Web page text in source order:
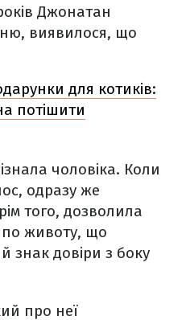
Джонатан
виявилося, що
для котиків:
потішити
чоловіка. Коли
одразу же
того, дозволила
по животу, що
знак довіри з боку
про неї